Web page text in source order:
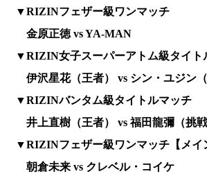
▼RIZINフェザー級ワンマッチ
金原正徳 vs YA-MAN
▼RIZIN女子スーパーアトム級タイト
伊沢星花（王者） vs シン・ユジン（
▼RIZINバンタム級タイトルマッチ
井上直樹（王者） vs 福田龍彌（挑戦
▼RIZINフェザー級ワンマッチ【メイ
朝倉未来 vs クレベル・コイケ